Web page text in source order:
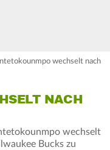
wechselt nach
NACH
wechselt
Bucks zu